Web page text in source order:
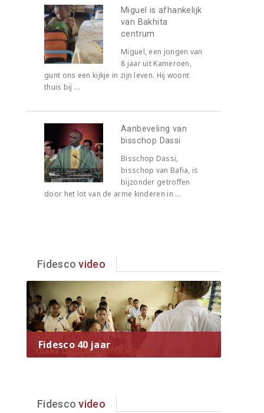
Miguel is afhankelijk
van Bakhita
centrum
Miguel, een jongen van
8 jaar uit Kameroen,
gunt ons een kijkje in zijn leven. Hij woont
thuis bij ...
Aanbeveling van
bisschop Dassi
Bisschop Dassi,
bisschop van Bafia, is
bijzonder getroffen
door het lot van de arme kinderen in ...
Fidescovideo
Fidesco 40 jaar
Fidescovideo